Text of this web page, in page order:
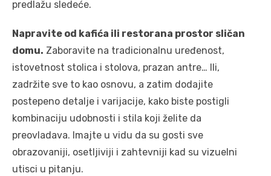
predlažu sledeće.
Napravite od kafića ili restorana prostor sličan
domu. Zaboravite na tradicionalnu uređenost,
istovetnost stolica i stolova, prazan antre… Ili,
zadržite sve to kao osnovu, a zatim dodajite
postepeno detalje i varijacije, kako biste postigli
kombinaciju udobnosti i stila koji želite da
preovladava. Imajte u vidu da su gosti sve
obrazovaniji, osetljiviji i zahtevniji kad su vizuelni
utisci u pitanju.